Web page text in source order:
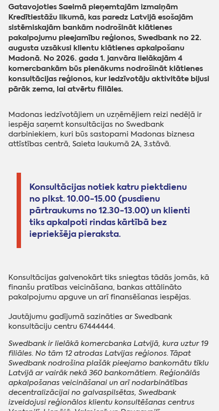
Gatavojoties Saeimā pieņemtajām izmaiņām
Kredītiestāžu likumā, kas paredz Latvijā esošajām
sistēmiskajām bankām nodrošināt klātienes
pakalpojumu pieejamību reģionos, Swedbank no 22.
augusta uzsākusi klientu klātienes apkalpošanu
Madonā. No 2026. gada 1. janvāra lielākajām 4
komercbankām būs pienākums nodrošināt klātienes
konsultācijas reģionos, kur iedzīvotāju aktivitāte bijusi
pārāk zema, lai atvērtu filiāles.
Madonas iedzīvotājiem un uzņēmējiem reizi nedēļā ir
iespēja saņemt konsultācijas no Swedbank
darbiniekiem, kuri būs sastopami Madonas biznesa
attīstības centrā, Saieta laukumā 2A, 3.stāvā.
Konsultācijas notiek katru piektdienu
no plkst. 10.00-15.00 (pusdienu
pārtraukums no 12.30-13.00) un klienti
tiks apkalpoti rindas kārtībā bez
iepriekšēja pieraksta.
Konsultācijas galvenokārt tiks sniegtas tādās jomās, kā
finanšu pratības veicināšana, bankas attālināto
pakalpojumu apguve un arī finansēšanas iespējas.
Jautājumu gadījumā sazināties ar Swedbank
konsultāciju centru 67444444.
Swedbank ir lielākā komercbanka Latvijā, kura uztur 19
filiāles. No tām 12 atrodas Latvijas reģionos. Tāpat
Swedbank nodrošina plašāk pieejamo bankomātu tīklu
Latvijā ar vairāk nekā 360 bankomātiem. Reģionālās
apkalpošanas veicināšanai un arī nodarbinātības
decentralizācijai no galvaspilsētas, Swedbank
izveidojusi reģionālos klientu konsultēšanas centrus